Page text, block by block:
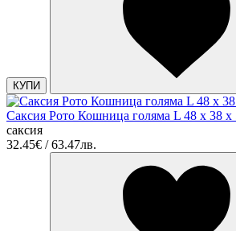
КУПИ
Саксия Рото Кошница голяма L 48 x 38 x
саксия
32.45€ / 63.47лв.